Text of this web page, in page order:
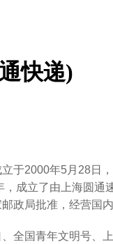
快递)
于2000年5月28日
成立了由上海圆
政局批准，经营国
全国青年文明号、